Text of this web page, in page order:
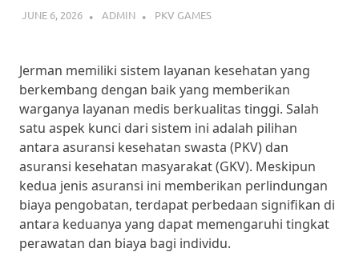
untuk
dan
menangkan
hadiah
besar
setiap
hari.
JUNE 6, 2026 ADMIN PKV GAMES
Jerman memiliki sistem layanan kesehatan yang
berkembang dengan baik yang memberikan
warganya layanan medis berkualitas tinggi. Salah
satu aspek kunci dari sistem ini adalah pilihan
antara asuransi kesehatan swasta (PKV) dan
asuransi kesehatan masyarakat (GKV). Meskipun
kedua jenis asuransi ini memberikan perlindungan
biaya pengobatan, terdapat perbedaan signifikan di
antara keduanya yang dapat memengaruhi tingkat
perawatan dan biaya bagi individu.